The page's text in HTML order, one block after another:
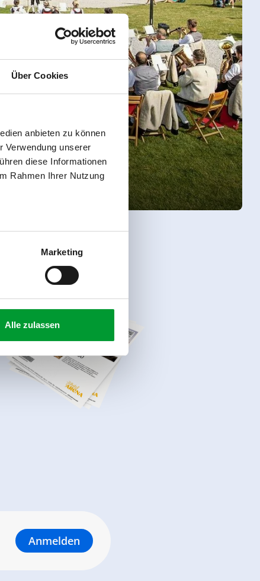
Über Cookies
anbieten zu können
Verwendung unserer
diese Informationen
Rahmen Ihrer Nutzung
Marketing
Alle zulassen
Anmelden